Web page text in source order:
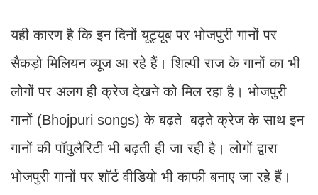
यही कारण है कि इन दिनों यूट्यूब पर भोजपुरी गानों पर
सैकड़ो मिलियन व्यूज आ रहे हैं। शिल्पी राज के गानों का भी
लोगों पर अलग ही क्रेज देखने को मिल रहा है। भोजपुरी
गानों (Bhojpuri songs) के बढ़ते बढ़ते क्रेज के साथ इन
गानों की पॉपुलैरिटी भी बढ़ती ही जा रही है। लोगों द्वारा
भोजपुरी गानों पर शॉर्ट वीडियो भी काफी बनाए जा रहे हैं।